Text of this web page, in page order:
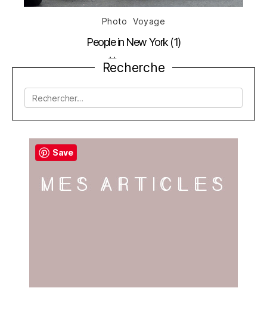
Catégories
Photo Voyage
People in New York (1)
Date
de
16 mai 2011
Recherche
Rechercher :
Save